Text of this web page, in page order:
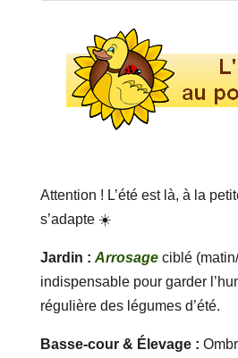
Attention ! L’été est là, à la
s’adapte ☀️
Jardin : Arrosageciblé
indispensable pour garder
régulière des légumes d’été.
Basse-cour & Élevage :